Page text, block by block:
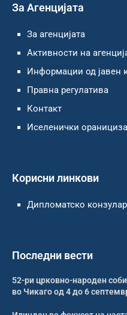
За Агенцијата
За агенцијата
Активности на
Информации од јавен
Правна регулатива
Контакт
Иселенички
Корисни линкови
Дипломатско
Последни вести
52-ри црковно-народен
во Чикаго од 4 до 6